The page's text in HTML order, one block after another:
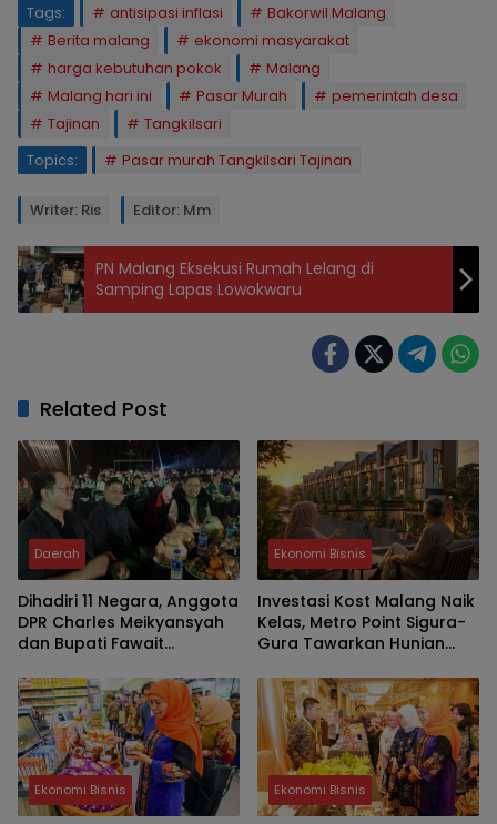
Tags: antisipasi inflasi
Bakorwil Malang
Berita malang
ekonomi masyarakat
harga kebutuhan pokok
Malang
Malang hari ini
Pasar Murah
pemerintah desa
Tajinan
Tangkilsari
Topics:
Pasar murah Tangkilsari Tajinan
Writer: Ris Editor: Mm
PN Malang Eksekusi Rumah Lelang di
Samping Lapas Lowokwaru
Related Post
Daerah
Dihadiri 11 Negara, Anggota
DPR Charles Meikyansyah
dan Bupati Fawait
Internasional JKCI
Ekonomi Bisnis
Investasi Kost Malang Naik
Kelas, Metro Point Sigura-
Gura Tawarkan Hunian
Panjang
Ekonomi Bisnis Ekonomi Bisnis